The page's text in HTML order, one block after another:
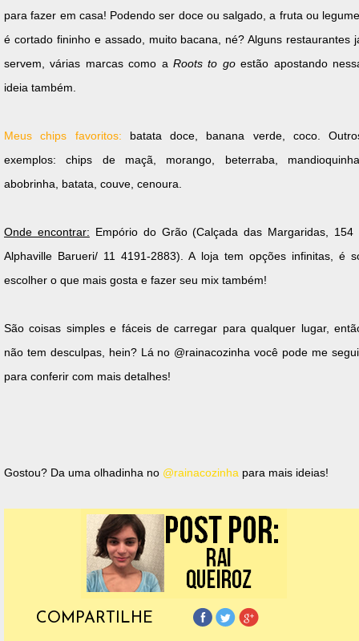
para fazer em casa! Podendo ser doce ou salgado, a fruta ou
é cortado fininho e assado, muito bacana, né? Alguns restaurantes
servem, várias marcas como a Roots to goestão apostando
ideia também.
Meus chips favoritos: batata doce, banana verde, coco.
exemplos:
chips de maçã, morango, beterraba,
abobrinha, batata, couve, cenoura.
Onde encontrar: Empório do Grão (Calçada das Margaridas, 154
Alphaville Barueri/ 11 4191-2883). A loja tem opções infinitas, é
escolher o que mais gosta e fazer seu mix também!
São coisas simples e fáceis de carregar para qualquer lugar,
não tem desculpas, hein? Lá no @rainacozinha você pode me
para conferir com mais detalhes!
Gostou? Da uma olhadinha no @rainacozinha para mais ideias!
COMPARTILHE